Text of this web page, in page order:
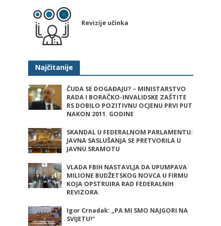
Revizije učinka
Najčitanije
ČUDA SE DOGAĐAJU? – MINISTARSTVO
RADA I BORAČKO-INVALIDSKE ZAŠTITE
RS DOBILO POZITIVNU OCJENU PRVI PUT
NAKON 2011. GODINE
SKANDAL U FEDERALNOM PARLAMENTU:
JAVNA SASLUŠANJA SE PRETVORILA U
JAVNU SRAMOTU
VLADA FBIH NASTAVLJA DA UPUMPAVA
MILIONE BUDŽETSKOG NOVCA U FIRMU
KOJA OPSTRUIRA RAD FEDERALNIH
REVIZORA
Igor Crnadak: „PA MI SMO NAJGORI NA
SVIJETU!“